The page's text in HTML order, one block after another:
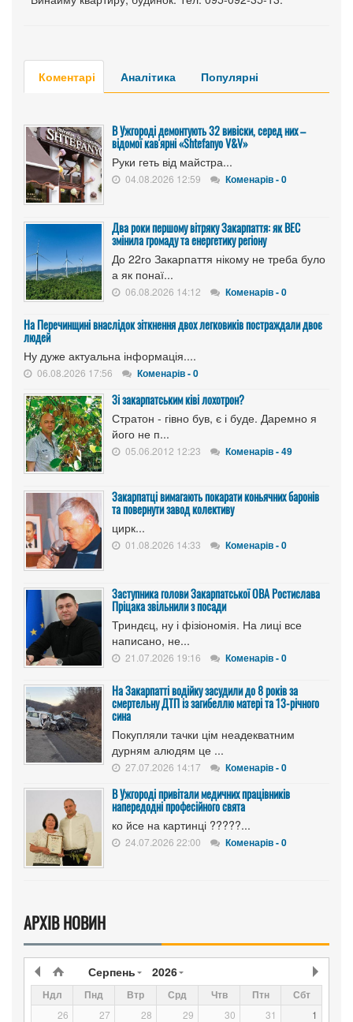
Коментарі Аналітика Популярні
В Ужгороді демонтують 32 вивіски, серед них –
відомої кав'ярні «Shtefanyo V&V»
Руки геть від майстра...
04.08.2026 12:59 Коменарів - 0
Два роки першому вітряку Закарпаття: як ВЕС
змінила громаду та енергетику регіону
До 22го Закарпаття нікому не треба було
а як понаї...
06.08.2026 14:12 Коменарів - 0
На Перечинщині внаслідок зіткнення двох легковиків постраждали двоє
людей
Ну дуже актуальна інформація....
06.08.2026 17:56 Коменарів - 0
Зі закарпатським ківі лохотрон?
Стратон - гівно був, є і буде. Даремно я
його не п...
05.06.2012 12:23 Коменарів - 49
Закарпатці вимагають покарати коньячних баронів
та повернути завод колективу
цирк...
01.08.2026 14:33 Коменарів - 0
Заступника голови Закарпатської ОВА Ростислава
Пріцака звільнили з посади
Триндєц, ну і фізіономія. На лиці все
написано, не...
21.07.2026 19:16 Коменарів - 0
На Закарпатті водійку засудили до 8 років за
смертельну ДТП із загибеллю матері та 13-річного
сина
Покупляли тачки цім неадекватним
дурням алюдям це ...
27.07.2026 14:17 Коменарів - 0
В Ужгороді привітали медичних працівників
напередодні професійного свята
ко йсе на картинці ?????...
24.07.2026 22:00 Коменарів - 0
АРХІВ НОВИН
Серпень 2026
Ндл Пнд Втр Срд Чтв Птн Сбт
26 27 28 29 30 31
1